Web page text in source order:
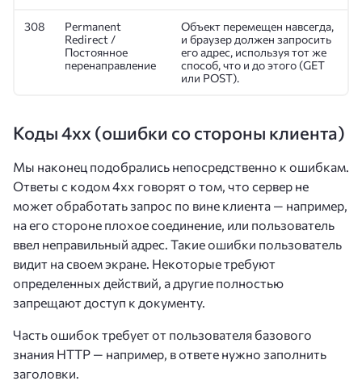
308
Permanent
Redirect /
Постоянное
перенаправление
Объект перемещен навсегда,
и браузер должен запросить
его адрес, используя тот же
способ, что и до этого (GET
или POST).
Коды 4xx (ошибки со стороны клиента)
Мы наконец подобрались непосредственно к ошибкам.
Ответы с кодом 4хх говорят о том, что сервер не
может обработать запрос по вине клиента — например,
на его стороне плохое соединение, или пользователь
ввел неправильный адрес. Такие ошибки пользователь
видит на своем экране. Некоторые требуют
определенных действий, а другие полностью
запрещают доступ к документу.
Часть ошибок требует от пользователя базового
знания HTTP — например, в ответе нужно заполнить
заголовки.